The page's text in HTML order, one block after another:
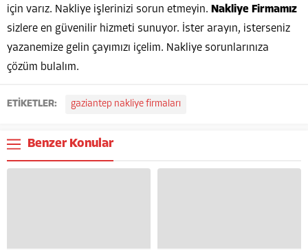
için varız. Nakliye işlerinizi sorun etmeyin. Nakliye Firmamız
sizlere en güvenilir hizmeti sunuyor. İster arayın, isterseniz
yazanemize gelin çayımızı içelim. Nakliye sorunlarınıza
çözüm bulalım.
ETİKETLER: gaziantep nakliye firmaları
Benzer Konular